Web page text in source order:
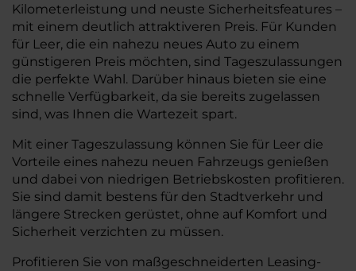
Kilometerleistung und neuste Sicherheitsfeatures –
mit einem deutlich attraktiveren Preis. Für Kunden
für Leer, die ein nahezu neues Auto zu einem
günstigeren Preis möchten, sind Tageszulassungen
die perfekte Wahl. Darüber hinaus bieten sie eine
schnelle Verfügbarkeit, da sie bereits zugelassen
sind, was Ihnen die Wartezeit spart.
Mit einer Tageszulassung können Sie für Leer die
Vorteile eines nahezu neuen Fahrzeugs genießen
und dabei von niedrigen Betriebskosten profitieren.
Sie sind damit bestens für den Stadtverkehr und
längere Strecken gerüstet, ohne auf Komfort und
Sicherheit verzichten zu müssen.
Profitieren Sie von maßgeschneiderten Leasing-